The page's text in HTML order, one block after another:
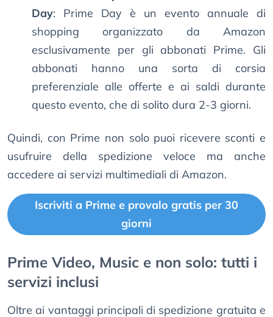
Day: Prime Day è un evento annuale di
shopping organizzato da Amazon
esclusivamente per gli abbonati Prime. Gli
abbonati hanno una sorta di corsia
preferenziale alle offerte e ai saldi durante
questo evento, che di solito dura 2-3 giorni.
Quindi, con Prime non solo puoi ricevere sconti e
usufruire della spedizione veloce ma anche
accedere ai servizi multimediali di Amazon.
Iscriviti a Prime e provalo gratis per 30
giorni
Prime Video, Music e non solo: tutti i
servizi inclusi
Oltre ai vantaggi principali di spedizione gratuita e